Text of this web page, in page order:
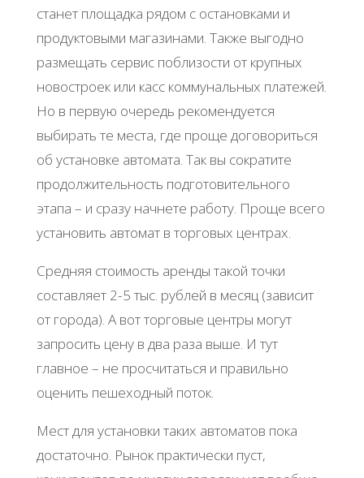
станет площадка рядом с остановками и
продуктовыми магазинами. Также выгодно
размещать сервис поблизости от крупных
новостроек или касс коммунальных платежей.
Но в первую очередь рекомендуется
выбирать те места, где проще договориться
об установке автомата. Так вы сократите
продолжительность подготовительного
этапа – и сразу начнете работу. Проще всего
установить автомат в торговых центрах.
Средняя стоимость аренды такой точки
составляет 2-5 тыс. рублей в месяц (зависит
от города). А вот торговые центры могут
запросить цену в два раза выше. И тут
главное – не просчитаться и правильно
оценить пешеходный поток.
Мест для установки таких автоматов пока
достаточно. Рынок практически пуст,